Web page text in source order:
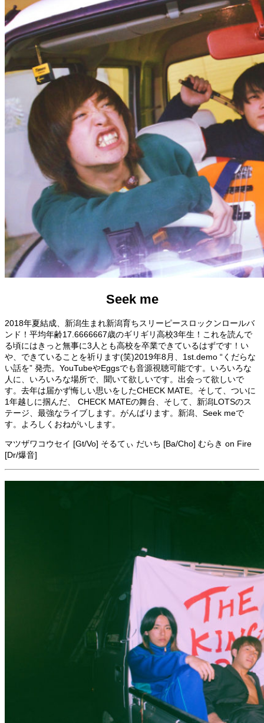
Seek me
2018年夏結成、新潟生まれ新潟育ちスリーピースロックンロールバ
ンド！平均年齢17.6666667歳のギリギリ高校3年生！これを読んで
る頃にはきっと無事に3人とも高校を卒業できているはずです！い
や、できていることを祈ります(笑)2019年8月、1st.demo “くだらな
い話を” 発売。YouTubeやEggsでも音源視聴可能です。いろいろな
人に、いろいろな場所で、聞いて欲しいです。出会って欲しいで
す。去年は届かず悔しい思いをしたCHECK MATE。そして、ついに
1年越しに掴んだ、 CHECK MATEの舞台、そして、新潟LOTSのス
テージ、最強なライブします。がんばります。新潟、Seek meで
す。よろしくおねがいします。
マツザワコウセイ [Gt/Vo] そるてぃ だいち [Ba/Cho] むらき on Fire
[Dr/爆音]